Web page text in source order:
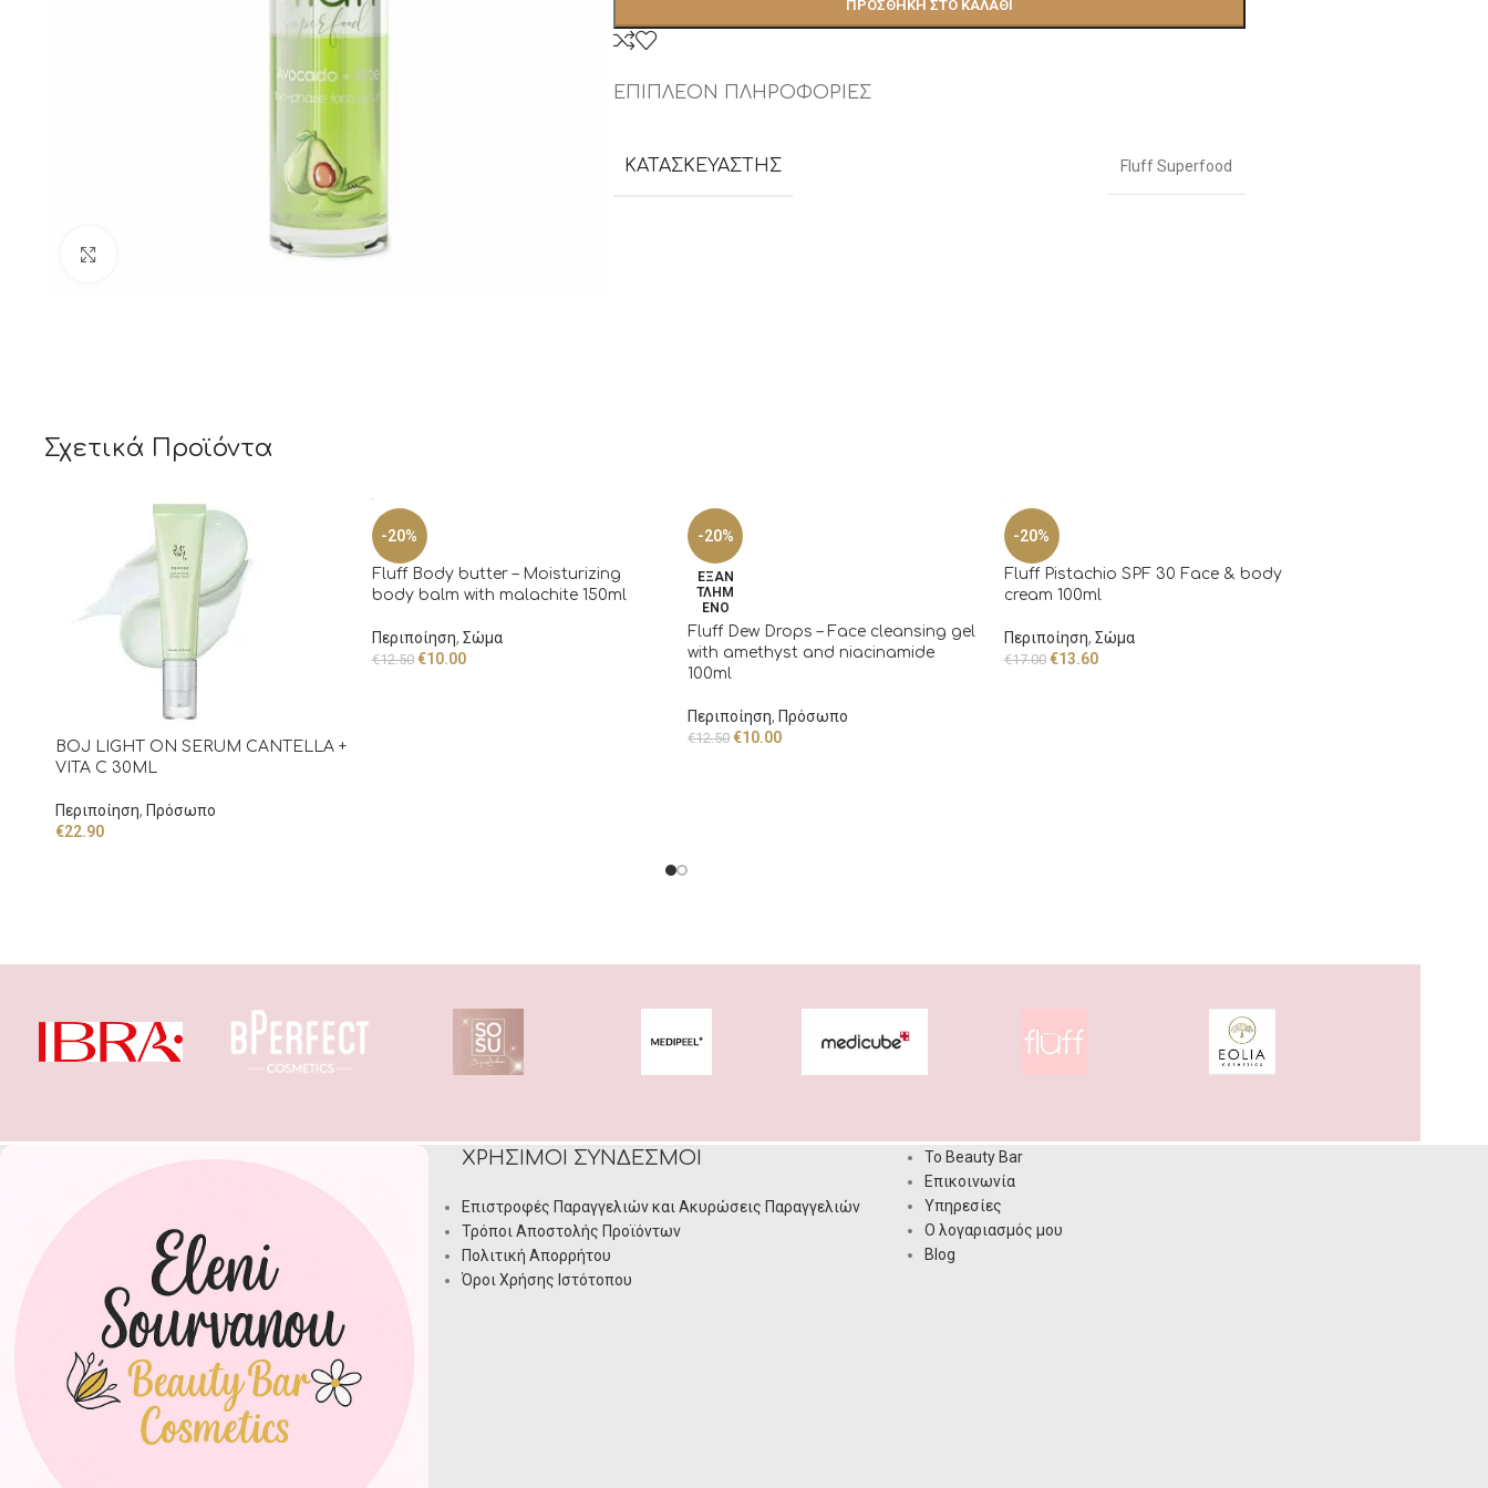
ΠΡΟΣΘΉΚΗ ΣΤΟ ΚΑΛΆΘΙ
ΕΠΙΠΛΈΟΝ ΠΛΗΡΟΦΟΡΊΕΣ
ΚΑΤΑΣΚΕΥΑΣΤΉΣ Fluff Superfood
Σχετικά Προϊόντα
BOJ LIGHT ON SERUM CANTELLA +
VITA C 30ML
Περιποίηση, Πρόσωπο
€22.90
-20%
Fluff Body butter – Moisturizing
body balm with malachite 150ml
Περιποίηση, Σώμα
€12.50 €10.00
-20%
ΕΞΑΝ
ΤΛΗΜ
ΈΝΟ
Fluff Dew Drops – Face cleansing gel
with amethyst and niacinamide
100ml
Περιποίηση, Πρόσωπο
€12.50 €10.00
-20%
Fluff Pistachio SPF 30 Face & body
cream 100ml
Περιποίηση, Σώμα
€17.00 €13.60
ΧΡΉΣΙΜΟΙ ΣΎΝΔΕΣΜΟΙ
Επιστροφές Παραγγελιών και Ακυρώσεις Παραγγελιών
Τρόποι Αποστολής Προϊόντων
Πολιτική Απορρήτου
Όροι Χρήσης Ιστότοπου
Το Beauty Bar
Επικοινωνία
Υπηρεσίες
Ο λογαριασμός μου
Blog